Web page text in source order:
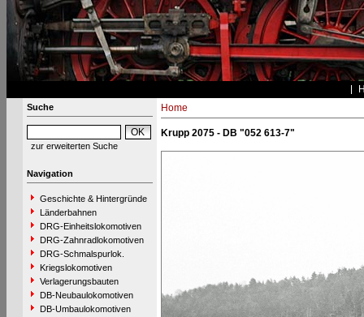
Suche
zur erweiterten Suche
Navigation
Geschichte & Hintergründe
Länderbahnen
DRG-Einheitslokomotiven
DRG-Zahnradlokomotiven
DRG-Schmalspurlok.
Kriegslokomotiven
Verlagerungsbauten
DB-Neubaulokomotiven
DB-Umbaulokomotiven
Home
Krupp 2075 - DB "052 613-7"